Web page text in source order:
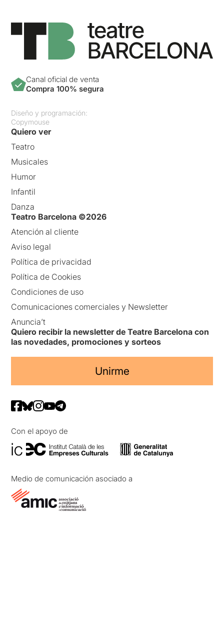
Canal oficial de venta
Compra 100% segura
Diseño y programación:
Copymouse
Quiero ver
Teatro
Musicales
Humor
Infantil
Danza
Teatro Barcelona ©2026
Atención al cliente
Aviso legal
Política de privacidad
Política de Cookies
Condiciones de uso
Comunicaciones comerciales y Newsletter
Anuncia’t
Quiero recibir la newsletter de Teatre Barcelona con
las novedades, promociones y sorteos
Unirme
Con el apoyo de
Medio de comunicación asociado a